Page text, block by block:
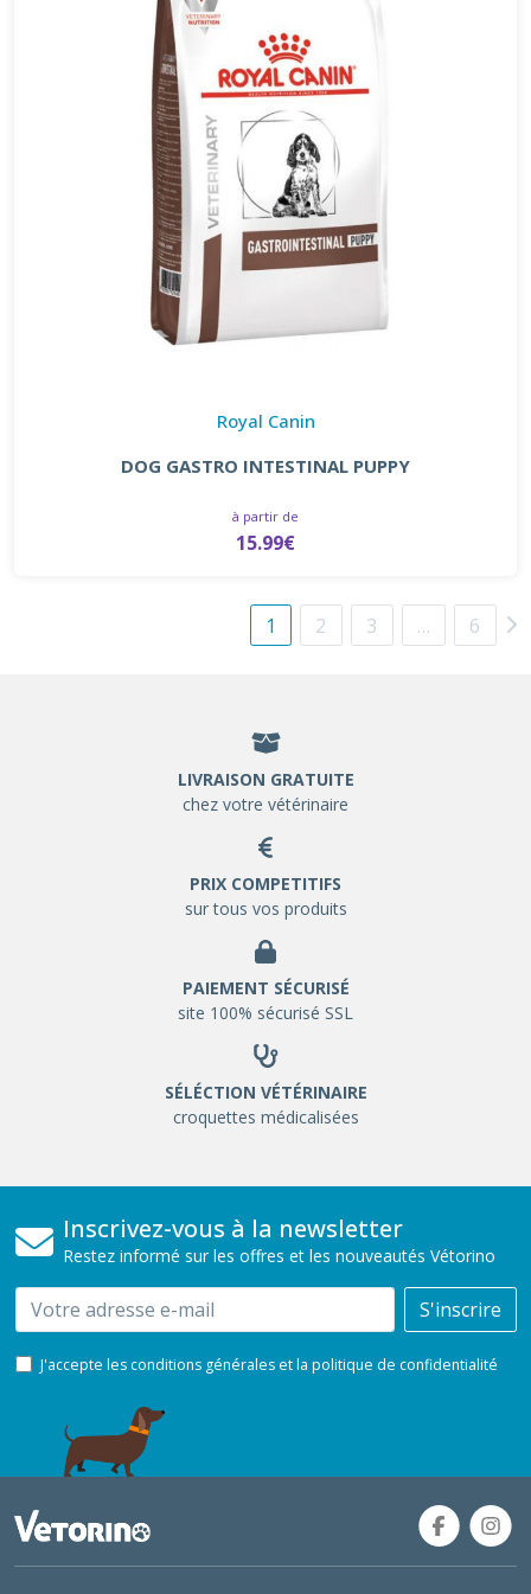
Royal Canin
DOG GASTRO INTESTINAL PUPPY
à partir de
15.99€
1 2 3 … 6
LIVRAISON GRATUITE
chez votre vétérinaire
PRIX COMPETITIFS
sur tous vos produits
PAIEMENT SÉCURISÉ
site 100% sécurisé SSL
SÉLÉCTION VÉTÉRINAIRE
croquettes médicalisées
Inscrivez-vous à la newsletter
Restez informé sur les offres et les nouveautés Vétorino
Email S'inscrire
J'accepte les conditions générales et la politique de confidentialité